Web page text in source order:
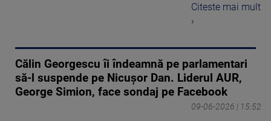
Citeste mai mult
›
Călin Georgescu îi îndeamnă pe parlamentari
să-l suspende pe Nicuşor Dan. Liderul AUR,
George Simion, face sondaj pe Facebook
09-06-2026 | 15:52